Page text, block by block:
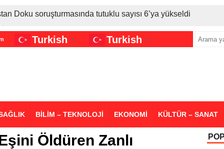
Doku soruşturmasında tutuklu sayısı 6’ya yükseldi
gerilimi Türkiye’yi vurdu: Motorine tüm zamanların en
grubuna daha zam geldi
Turkish ▼ Turkish ▼
BİLİM – TEKNOLOJİ EKONOMİ KÜLTÜR – SANAT
Öldüren Zanlı